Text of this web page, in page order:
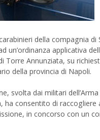
della compagnia
un’ordinanza applicativa
Torre Annunziata, su
della provincia di Napoli.
svolta dai militari
ha consentito di
in concorso con un